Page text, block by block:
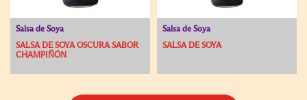
Salsa de Soya
SALSA DE SOYA OSCURA SABOR
CHAMPIÑÓN
Salsa de Soya
SALSA DE SOYA